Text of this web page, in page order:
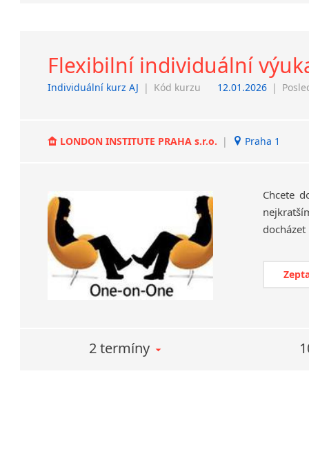
Flexibilní individuální
Individuální kurz AJ | Kód kurzu 12.01.2026 |
LONDON INSTITUTE PRAHA s.r.o. | Praha 1
Chcete
2 termíny